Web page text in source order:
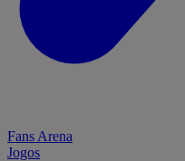
Fans Arena
Jogos